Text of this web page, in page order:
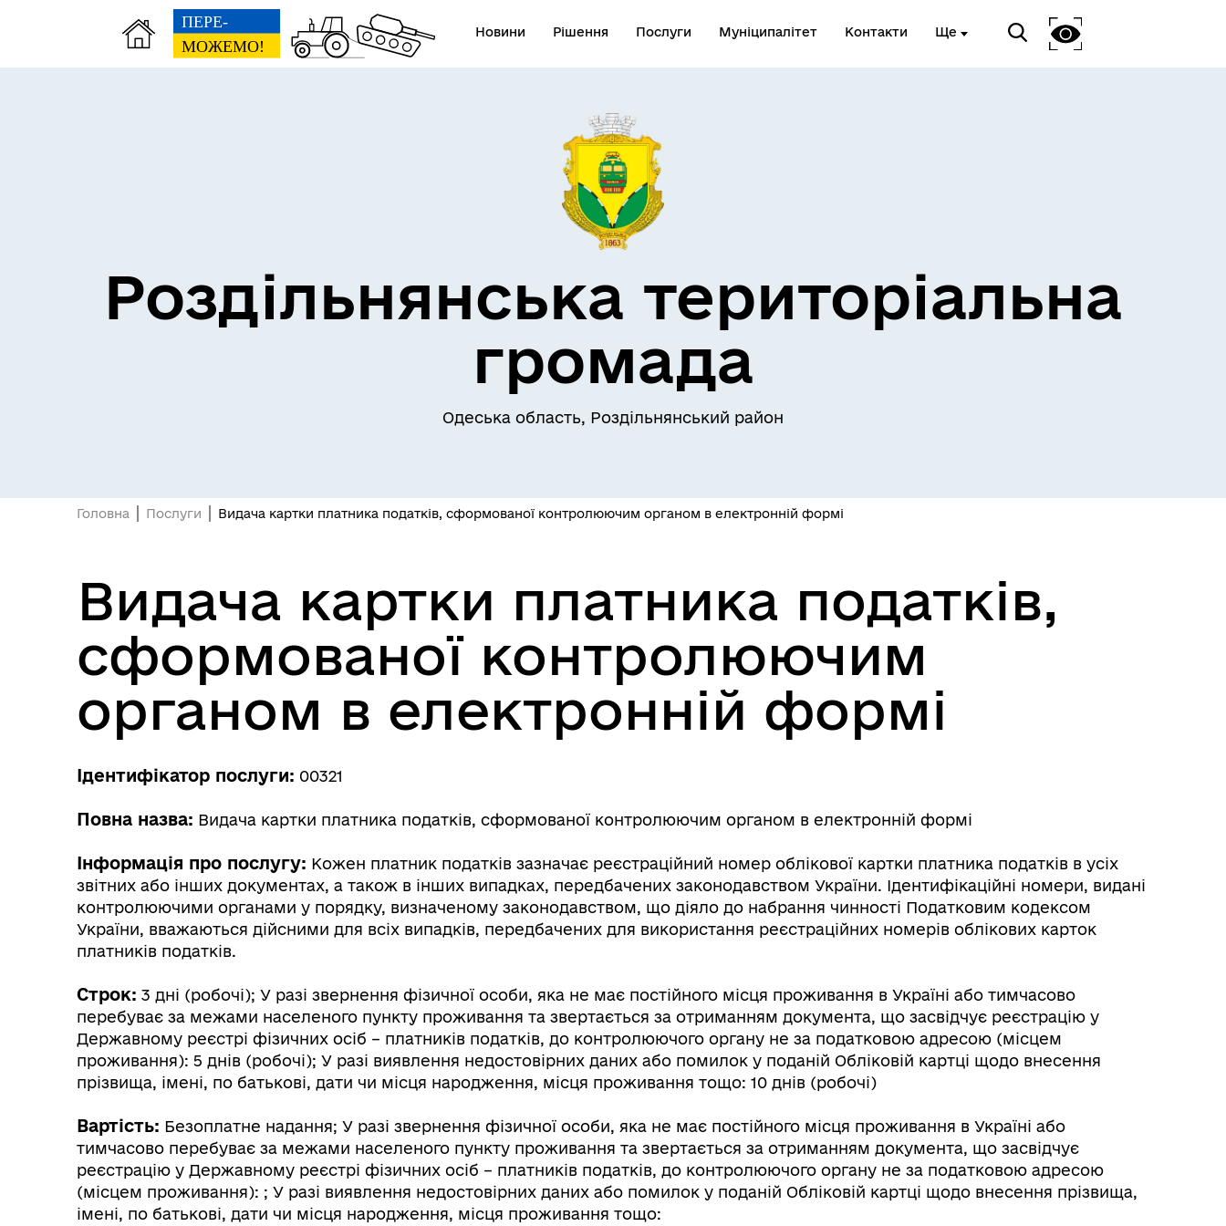
Новини Рішення Послуги Муніципалітет Контакти Ще
Засідання виконавчого
комітету
Трансляції
Графіки прийому громадян
Рада безбар’єрності
Інформаційна безпека та
технічний захист інформації
Пам’яті військових громади
Учасникам бойових дій
Військовослужбовцям,
ветеранам та їхнім родинам
Розклад автобусів Одеса-
Роздільна
Роздільнянська територіальна
громада
Одеська область, Роздільнянський район
Головна Послуги Видача картки платника податків, сформованої контролюючим органом в електронній формі
Видача картки платника податків,
сформованої контролюючим
органом в електронній формі
Ідентифікатор послуги: 00321
Повна назва: Видача картки платника податків, сформованої контролюючим органом в електронній формі
Інформація про послугу: Кожен платник податків зазначає реєстраційний номер облікової картки платника податків в усіх
звітних або інших документах, а також в інших випадках, передбачених законодавством України. Ідентифікаційні номери, видані
контролюючими органами у порядку, визначеному законодавством, що діяло до набрання чинності Податковим кодексом
України, вважаються дійсними для всіх випадків, передбачених для використання реєстраційних номерів облікових карток
платників податків.
Строк: 3 дні (робочі); У разі звернення фізичної особи, яка не має постійного місця проживання в Україні або тимчасово
перебуває за межами населеного пункту проживання та звертається за отриманням документа, що засвідчує реєстрацію у
Державному реєстрі фізичних осіб – платників податків, до контролюючого органу не за податковою адресою (місцем
проживання): 5 днів (робочі); У разі виявлення недостовірних даних або помилок у поданій Обліковій картці щодо внесення
прізвища, імені, по батькові, дати чи місця народження, місця проживання тощо: 10 днів (робочі)
Вартість: Безоплатне надання; У разі звернення фізичної особи, яка не має постійного місця проживання в Україні або
тимчасово перебуває за межами населеного пункту проживання та звертається за отриманням документа, що засвідчує
реєстрацію у Державному реєстрі фізичних осіб – платників податків, до контролюючого органу не за податковою адресою
(місцем проживання): ; У разі виявлення недостовірних даних або помилок у поданій Обліковій картці щодо внесення прізвища,
імені, по батькові, дати чи місця народження, місця проживання тощо: